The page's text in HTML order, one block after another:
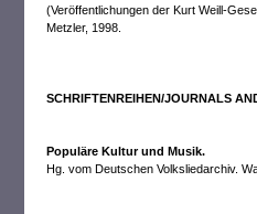
(Veröffentlichungen der Kurt Weill-
Metzler, 1998.
SCHRIFTENREIHEN/JOURNALS
Populäre Kultur und Musik.
Hg. vom Deutschen Volksliedarchiv.